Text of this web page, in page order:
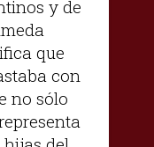
y de
que
con
no sólo